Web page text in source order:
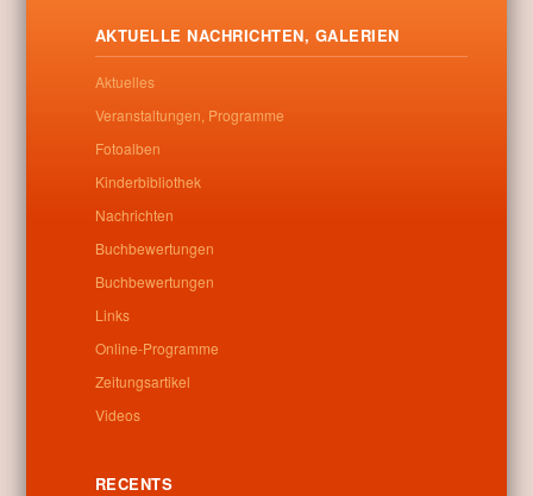
Letöltés
0
No related posts found
Categories:
AKTUELLE NACHRICHTEN, GALERIEN
Aktuelles
Veranstaltungen, Programme
Fotoalben
Kinderbibliothek
Nachrichten
Buchbewertungen
Buchbewertungen
Links
Online-Programme
Zeitungsartikel
Videos
RECENTS